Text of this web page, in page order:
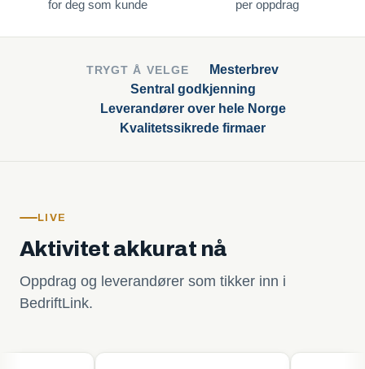
for deg som kunde per oppdrag
TRYGT Å VELGE
Mesterbrev
Sentral godkjenning
Leverandører over hele Norge
Kvalitetssikrede firmaer
LIVE
Aktivitet akkurat nå
Oppdrag og leverandører som tikker inn i
BedriftLink.